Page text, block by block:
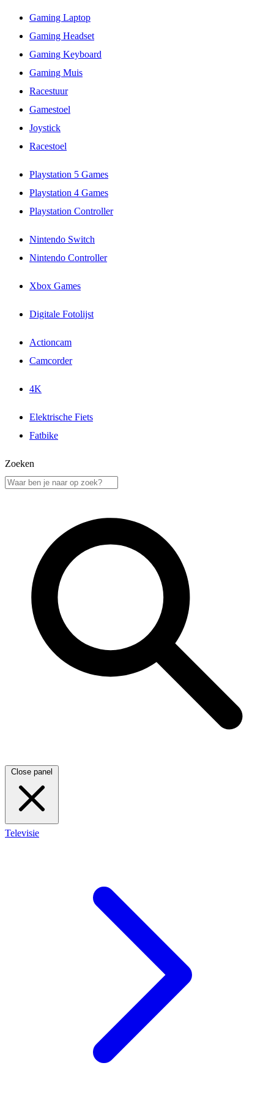
Gaming Laptop
Gaming Headset
Gaming Keyboard
Gaming Muis
Racestuur
Gamestoel
Joystick
Racestoel
Playstation 5 Games
Playstation 4 Games
Playstation Controller
Nintendo Switch
Nintendo Controller
Xbox Games
Digitale Fotolijst
Actioncam
Camcorder
4K
Elektrische Fiets
Fatbike
Zoeken
Close panel
Televisie